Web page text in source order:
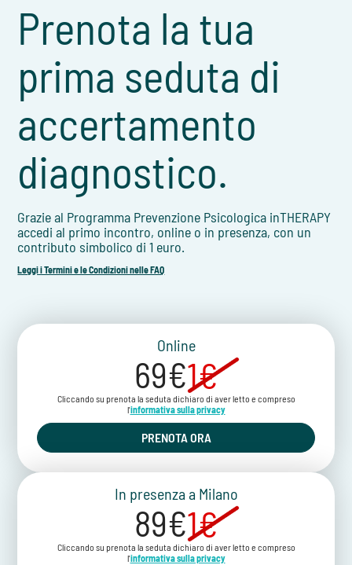
Prenota la tua
prima seduta di
accertamento
diagnostico.
Grazie al Programma Prevenzione Psicologica inTHERAPY
accedi al primo incontro, online o in presenza, con un
contributo simbolico di 1 euro.
Leggi i Termini e le Condizioni nelle FAQ
Online
69€1€
Cliccando su prenota la seduta dichiaro di aver letto e compreso
l'informativa sulla privacy
PRENOTA ORA
In presenza a Milano
89€1€
Cliccando su prenota la seduta dichiaro di aver letto e compreso
l'informativa sulla privacy